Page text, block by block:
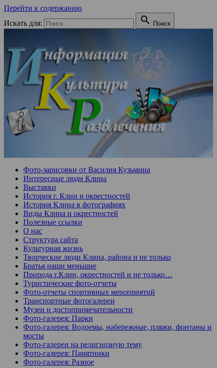
Перейти к содержанию
Искать для:
 Поиск
Фото-зарисовки от Василия Кузьмина
Интересные люди Клина
Выставки
История г. Клин и окрестностей
История Клина в фотографиях
Виды Клина и окрестностей
Полезные ссылки
О нас
Структура сайта
Культурная жизнь
Творческие люди Клина, района и не только
Братья наши меньшие
Природа г.Клин, окрестностей и не только…
Туристические фото-отчеты
Фото-отчеты спортивных мероприятий
Транспортные фотогалереи
Музеи и достопримечательности
Фото-галерея: Парки
Фото-галерея: Водоемы, набережные, пляжи, фонтаны и
мосты
Фото-галереи на религиозную тему
Фото-галерея: Памятники
Фото-галерея: Разное